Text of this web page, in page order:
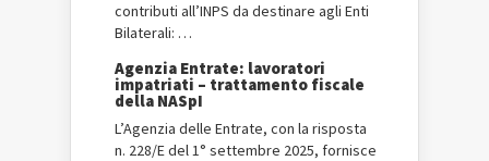
contributi all’INPS da destinare agli Enti
Bilaterali: …
Agenzia Entrate: lavoratori
impatriati – trattamento fiscale
della NASpI
L’Agenzia delle Entrate, con la risposta
n. 228/E del 1° settembre 2025, fornisce